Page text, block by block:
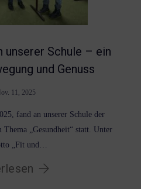
unserer Schule – ein
und Genuss
11, 2025
fand an unserer Schule der
Thema „Gesundheit“ statt. Unter
„Fit und…